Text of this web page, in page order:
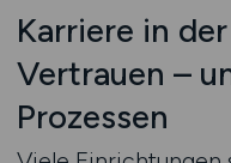
Karriere in
Vertrauen –
Prozessen